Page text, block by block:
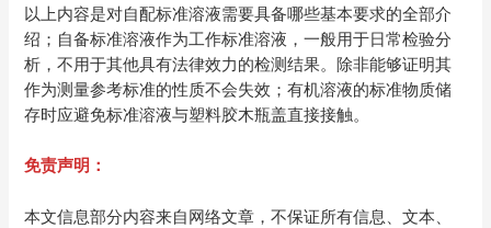
以上内容是对自配标准溶液需要具备哪些基本要求的全部介
绍；自备标准溶液作为工作标准溶液，一般用于日常检验分
析，不用于其他具有法律效力的检测结果。除非能够证明其
作为测量参考标准的性质不会失效；有机溶液的标准物质储
存时应避免标准溶液与塑料胶木瓶盖直接接触。
免责声明：
本文信息部分内容来自网络文章，不保证所有信息、文本、